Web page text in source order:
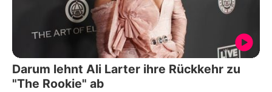
Darum lehnt Ali Larter ihre Rückkehr zu
"The Rookie" ab